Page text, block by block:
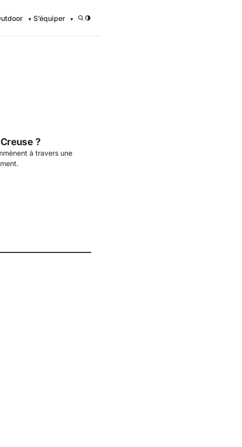
grâce à nos
S’équiper /
?
à travers une